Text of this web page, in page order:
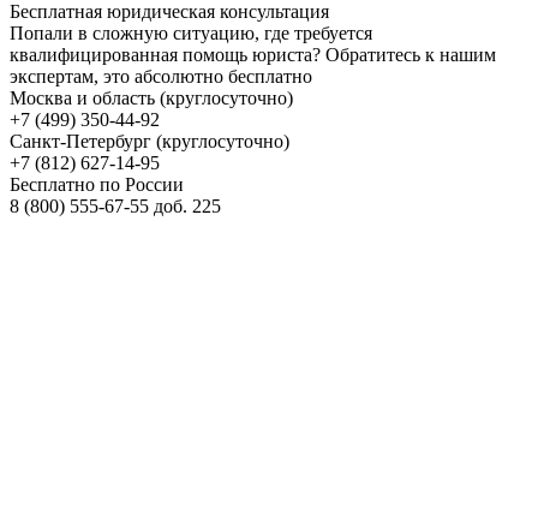
Бесплатная юридическая консультация
Попали в сложную ситуацию, где требуется
квалифицированная помощь юриста? Обратитесь к нашим
экспертам, это абсолютно бесплатно
Москва и область (круглосуточно)
+7 (499) 350-44-92
Санкт-Петербург (круглосуточно)
+7 (812) 627-14-95
Бесплатно по России
8 (800) 555-67-55 доб. 225